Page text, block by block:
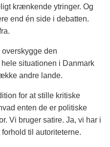
krænkende ytringer. Og
end én side i debatten.
den
situationen i Danmark
andre lande.
for at stille kritiske
enten de er politiske
Vi bruger satire. Ja, vi har i
til autoriteterne.